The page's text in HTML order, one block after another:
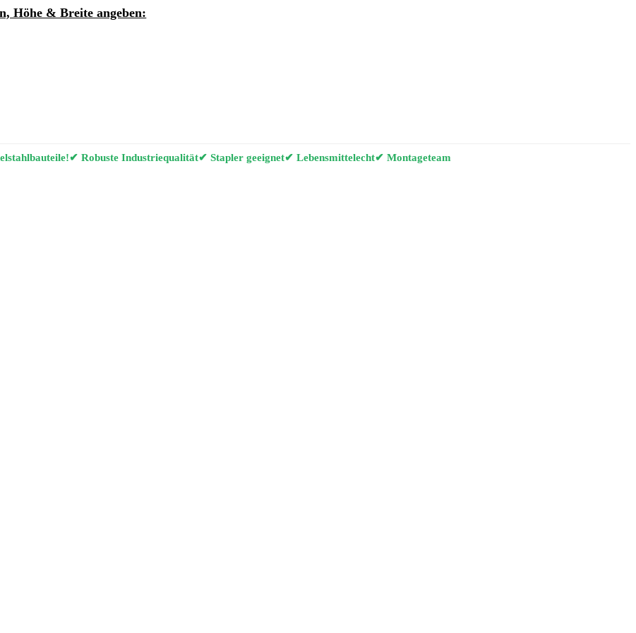
Höhe & Breite angeben:
✔ Robuste Industriequalität✔ Stapler geeignet✔ Lebensmittelecht✔ Montageteam